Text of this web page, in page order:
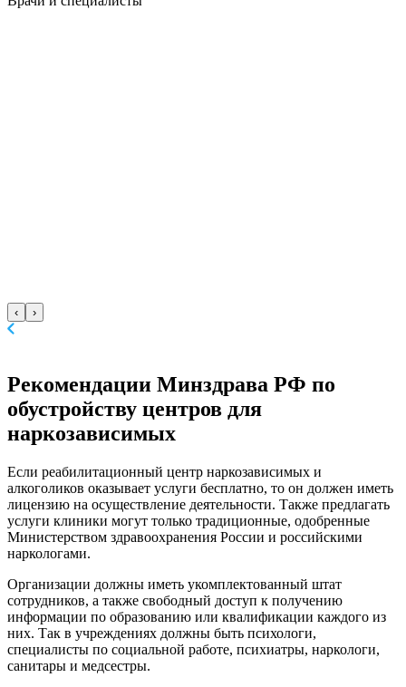
‹ ›
Рекомендации Минздрава РФ по
обустройству центров для
наркозависимых
Если реабилитационный центр наркозависимых и
алкоголиков оказывает услуги бесплатно, то он должен иметь
лицензию на осуществление деятельности. Также предлагать
услуги клиники могут только традиционные, одобренные
Министерством здравоохранения России и российскими
наркологами.
Организации должны иметь укомплектованный штат
сотрудников, а также свободный доступ к получению
информации по образованию или квалификации каждого из
них. Так в учреждениях должны быть психологи,
специалисты по социальной работе, психиатры, наркологи,
санитары и медсестры.